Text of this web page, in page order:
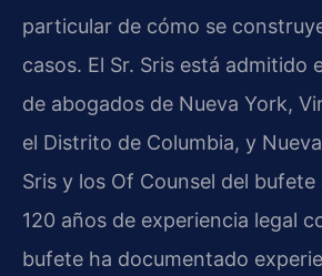
particular de cómo se
casos. El Sr. Sris está admitido
de abogados de Nueva York,
el Distrito de Columbia, y
Sris y los Of Counsel del
120 años de experiencia legal
bufete ha documentado